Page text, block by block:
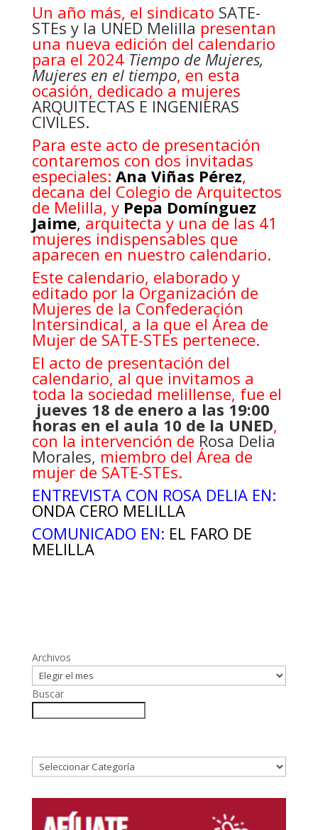
Un año más, el sindicato SATE-
STEs y la UNED Melilla presentan
una nueva edición del calendario
para el 2024 Tiempo de Mujeres,
Mujeres en el tiempo, en esta
ocasión, dedicado a mujeres
ARQUITECTAS E INGENIERAS
CIVILES.
Para este acto de presentación
contaremos con dos invitadas
especiales: Ana Viñas Pérez,
decana del Colegio de Arquitectos
de Melilla, y Pepa Domínguez
Jaime, arquitecta y una de las 41
mujeres indispensables que
aparecen en nuestro calendario.
Este calendario, elaborado y
editado por la Organización de
Mujeres de la Confederación
Intersindical, a la que el Área de
Mujer de SATE-STEs pertenece.
El acto de presentación del
calendario, al que invitamos a
toda la sociedad melillense, fue el
jueves 18 de enero a las 19:00
horas en el aula 10 de la UNED,
con la intervención de Rosa Delia
Morales, miembro del Área de
mujer de SATE-STEs.
ENTREVISTA CON ROSA DELIA EN:
ONDA CERO MELILLA
COMUNICADO EN: EL FARO DE
MELILLA
Archivos
Buscar